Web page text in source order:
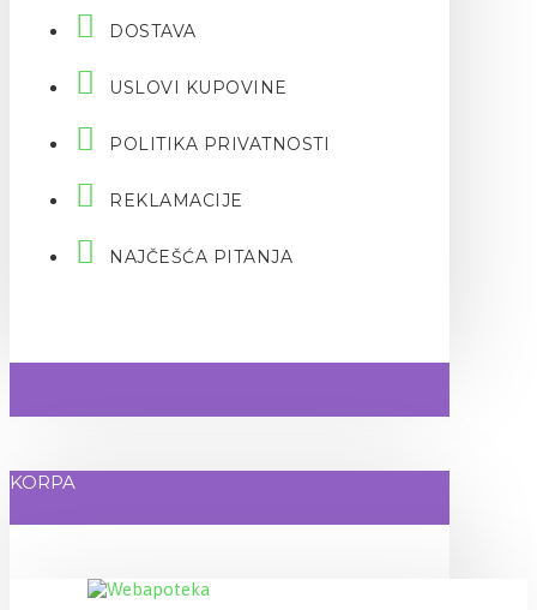
DOSTAVA
USLOVI KUPOVINE
POLITIKA PRIVATNOSTI
REKLAMACIJE
NAJČEŠĆA PITANJA
KORPA